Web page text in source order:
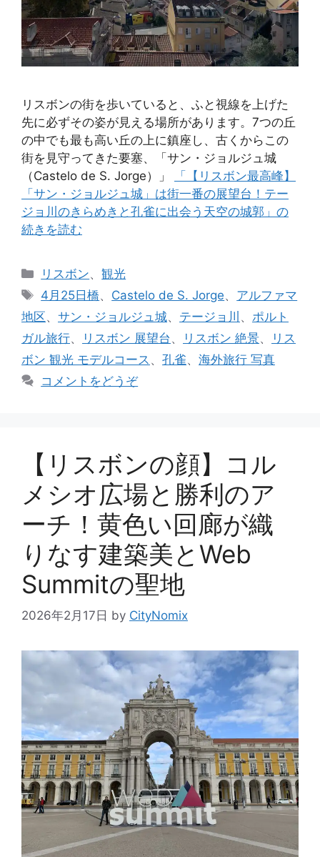
リスボンの街を歩いていると、ふと視線を上げた
先に必ずその姿が見える場所があります。7つの丘
の中でも最も高い丘の上に鎮座し、古くからこの
街を見守ってきた要塞、「サン・ジョルジュ城
（Castelo de S. Jorge）」
「【リスボン最高峰】
「サン・ジョルジュ城」は街一番の展望台！テー
ジョ川のきらめきと孔雀に出会う天空の城郭」の
続きを読む
カ
テ
リ
ー
リスボン、観光
タ
グ
4月25日橋、 Castelo de S. Jorge、 アルファマ
地区、 サン・ジョルジュ城、 テージョ川 、 ポルト
ガル旅行、 リスボン 展望台 、 リスボン 絶景、
リス
ボン 観光 モデルコース 、 孔雀、 海外旅行 写真
コメントをどうぞ
【リスボンの顔】コル
メシオ広場と勝利のア
ーチ！黄色い回廊が織
りなす建築美とWeb
Summitの聖地
2026年2月17日 by CityNomix